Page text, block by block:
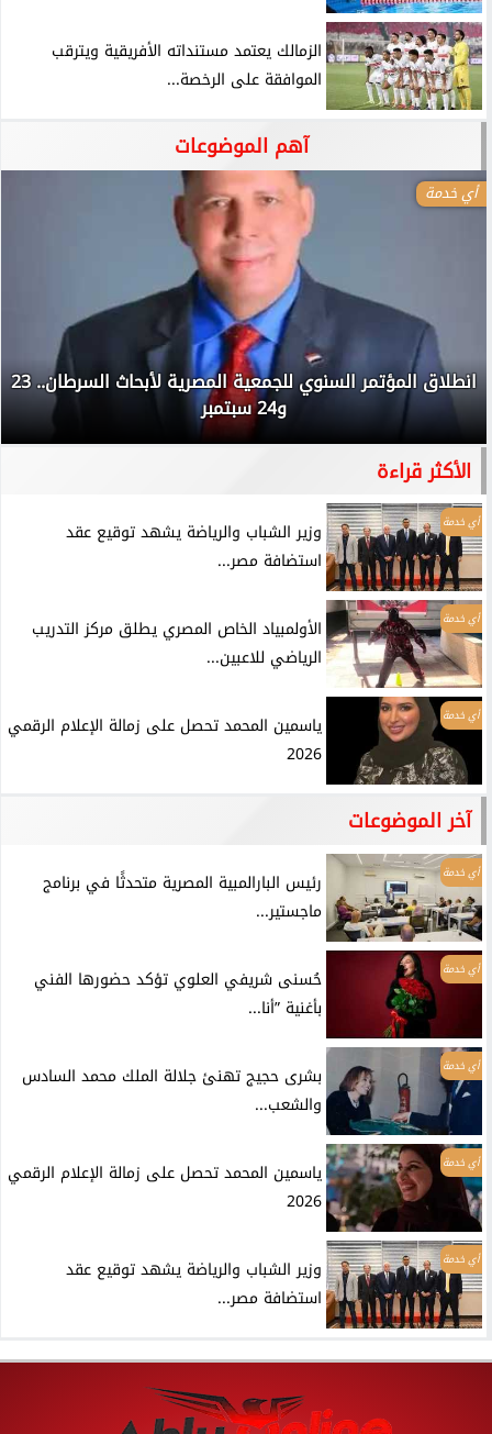
الزمالك يعتمد مستنداته الأفريقية ويترقب
الموافقة على الرخصة...
آهم الموضوعات
أي خدمة
انطلاق المؤتمر السنوي للجمعية المصرية لأبحاث السرطان.. 23
و24 سبتمبر
الأكثر قراءة
أي خدمة
وزير الشباب والرياضة يشهد توقيع عقد
استضافة مصر...
أي خدمة
الأولمبياد الخاص المصري يطلق مركز التدريب
الرياضي للاعبين...
أي خدمة
ياسمين المحمد تحصل على زمالة الإعلام الرقمي
2026
آخر الموضوعات
أي خدمة
رئيس البارالمبية المصرية متحدثًا في برنامج
ماجستير...
أي خدمة
حُسنى شريفي العلوي تؤكد حضورها الفني
بأغنية ”أنا...
أي خدمة
بشرى حجيج تهنئ جلالة الملك محمد السادس
والشعب...
أي خدمة
ياسمين المحمد تحصل على زمالة الإعلام الرقمي
2026
أي خدمة
وزير الشباب والرياضة يشهد توقيع عقد
استضافة مصر...